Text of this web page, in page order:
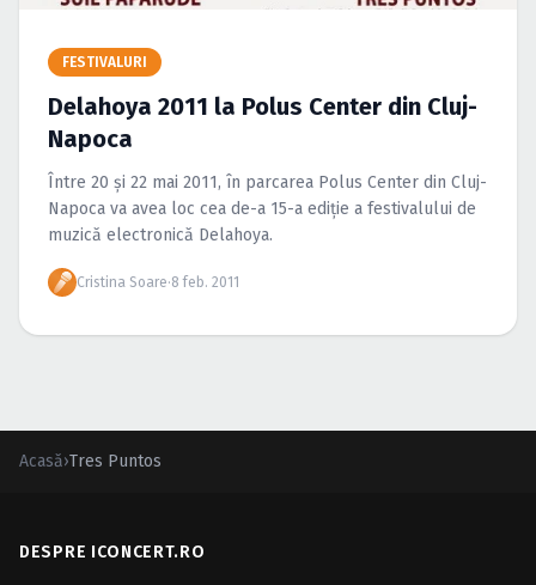
Caută în site...
FESTIVALURI
Delahoya 2011 la Polus Center din Cluj-
Napoca
Între 20 şi 22 mai 2011, în parcarea Polus Center din Cluj-
Napoca va avea loc cea de-a 15-a ediţie a festivalului de
muzică electronică Delahoya.
Cristina Soare·8 feb. 2011
Acasă›Tres Puntos
DESPRE ICONCERT.RO